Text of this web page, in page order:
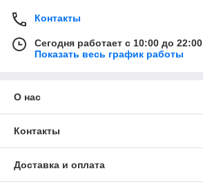
Контакты
Сегодня работает с 10:00 до 22:00
Показать весь график работы
О нас
Контакты
Доставка и оплата